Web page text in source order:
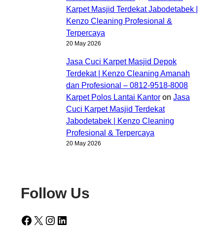
Karpet Masjid Terdekat Jabodetabek |
Kenzo Cleaning Profesional &
Terpercaya
20 May 2026
Jasa Cuci Karpet Masjid Depok
Terdekat | Kenzo Cleaning Amanah
dan Profesional – 0812-9518-8008
Karpet Polos Lantai Kantor on Jasa
Cuci Karpet Masjid Terdekat
Jabodetabek | Kenzo Cleaning
Profesional & Terpercaya
20 May 2026
Follow Us
Facebook X Instagram LinkedIn